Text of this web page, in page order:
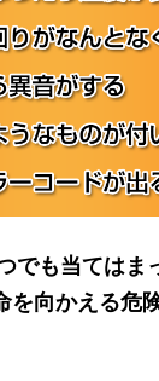
でも当てはま
を向かえる危